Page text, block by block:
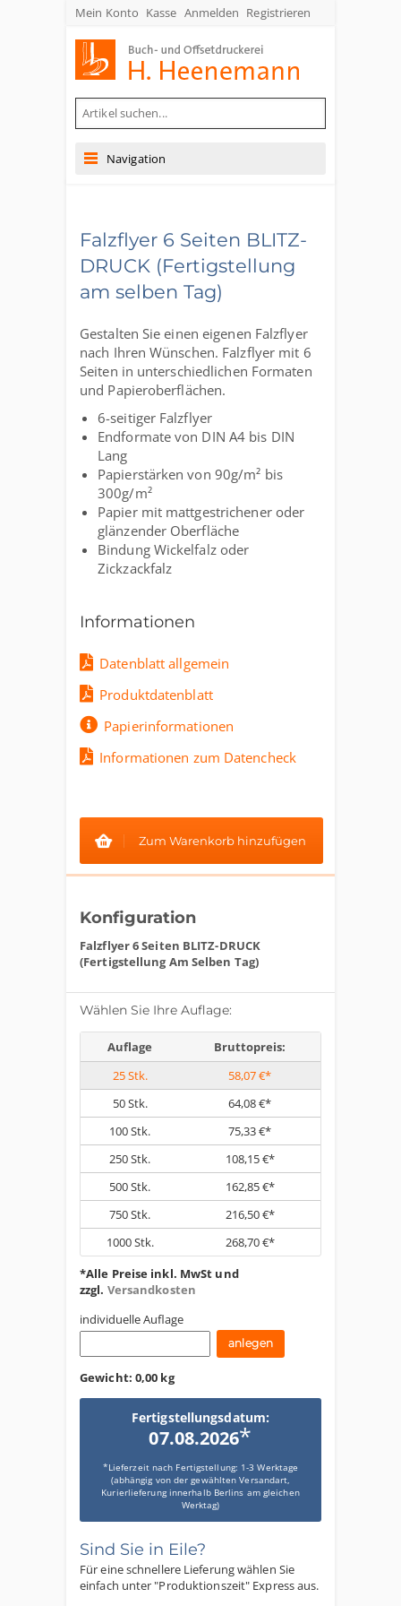
Mein Konto Kasse Anmelden Registrieren
Navigation
Falzflyer 6 Seiten BLITZ-
DRUCK (Fertigstellung
am selben Tag)
Gestalten Sie einen eigenen Falzflyer
nach Ihren Wünschen. Falzflyer mit 6
Seiten in unterschiedlichen Formaten
und Papieroberflächen.
6-seitiger Falzflyer
Endformate von DIN A4 bis DIN
Lang
Papierstärken von 90g/m² bis
300g/m²
Papier mit mattgestrichener oder
glänzender Oberfläche
Bindung Wickelfalz oder
Zickzackfalz
Informationen
Datenblatt allgemein
Produktdatenblatt
Papierinformationen
Informationen zum Datencheck
Zum Warenkorb hinzufügen
Konfiguration
Falzflyer 6 Seiten BLITZ-DRUCK
(Fertigstellung Am Selben Tag)
Wählen Sie Ihre Auflage:
Auflage
Bruttopreis:
25Stk.
58,07 €*
50Stk.
64,08 €*
100Stk.
75,33 €*
250Stk.
108,15 €*
500Stk.
162,85 €*
750Stk.
216,50 €*
1000Stk.
268,70 €*
*Alle Preise inkl. MwSt und
zzgl. Versandkosten
individuelle Auflage
Gewicht: 0,00 kg
Fertigstellungsdatum:
07.08.2026*
*Lieferzeit nach Fertigstellung: 1-3 Werktage
(abhängig von der gewählten Versandart,
Kurierlieferung innerhalb Berlins am gleichen
Werktag)
Sind Sie in Eile?
Für eine schnellere Lieferung wählen Sie
einfach unter "Produktionszeit" Express aus.